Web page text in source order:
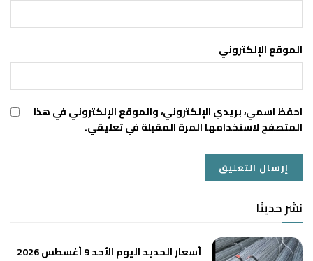
الموقع الإلكتروني
احفظ اسمي، بريدي الإلكتروني، والموقع الإلكتروني في هذا
المتصفح لاستخدامها المرة المقبلة في تعليقي.
نشر حديثا
أسعار الحديد اليوم الأحد 9 أغسطس 2026